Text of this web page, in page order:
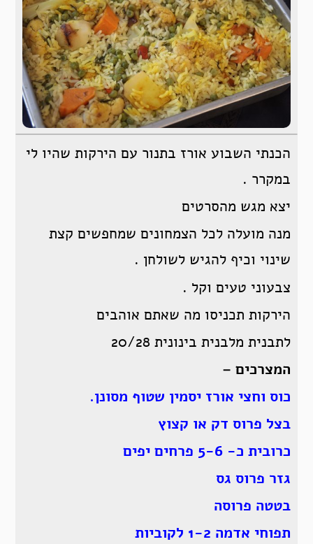
הכנתי השבוע אורז בתנור עם הירקות שהיו לי
במקרר .
יצא מגש מהסרטים
מנה מועלה לכל הצמחונים שמחפשים קצת
שינוי וכיף להגיש לשולחן .
צבעוני טעים וקל .
הירקות תכניסו מה שאתם אוהבים
לתבנית מלבנית בינונית 20/28
המצרכים –
כוס וחצי אורז יסמין שטוף מסונן.
בצל פרוס דק או קצוץ
כרובית כ- 5-6 פרחים יפים
גזר פרוס גס
בטטה פרוסה
תפוחי אדמה 1-2 לקוביות